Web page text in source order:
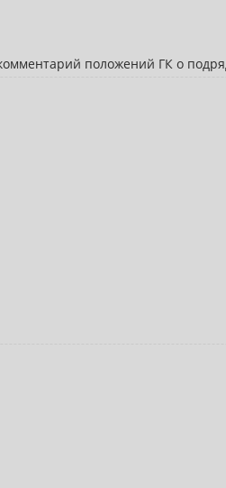
положений ГК о